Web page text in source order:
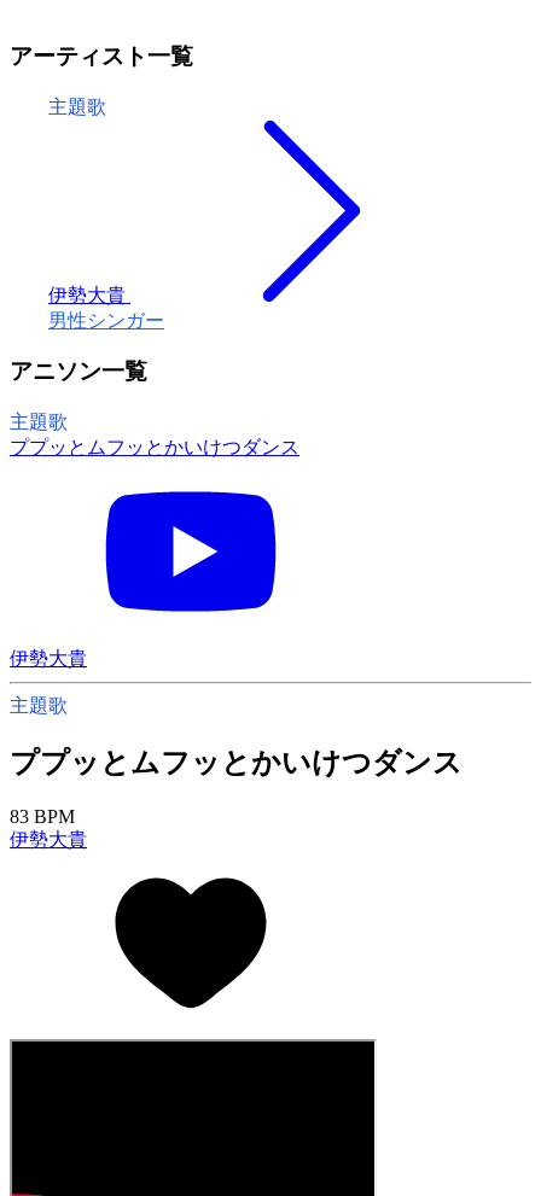
アーティスト一覧
主題歌
伊勢大貴
男性シンガー
アニソン一覧
主題歌
ププッとムフッとかいけつダンス
伊勢大貴
主題歌
ププッとムフッとかいけつダンス
83 BPM
伊勢大貴